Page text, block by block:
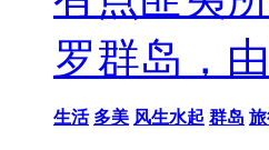
罗群岛，
生活 多美 风生水起 群岛